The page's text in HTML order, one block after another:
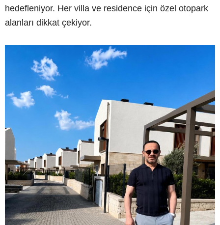
hedefleniyor. Her villa ve residence için özel otopark
alanları dikkat çekiyor.